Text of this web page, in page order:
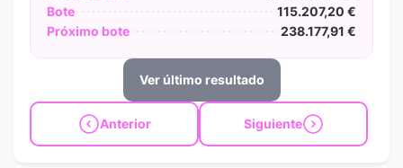
Bote
115.207,20 €
Próximo bote
238.177,91 €
Ver último resultado
Anterior Siguiente